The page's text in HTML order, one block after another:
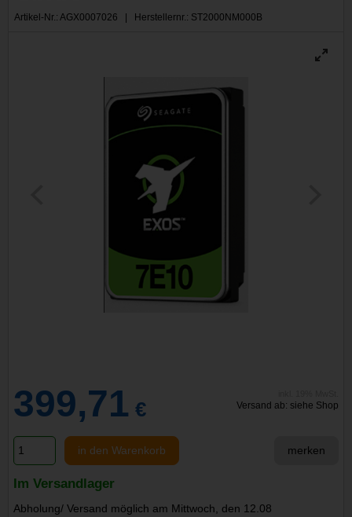
Artikel-Nr.: AGX0007026 | Herstellernr.: ST2000NM000B
399,71 € Versand ab: siehe Shop
in den Warenkorb merken
Im Versandlager
Abholung/ Versand möglich am Mittwoch, den 12.08